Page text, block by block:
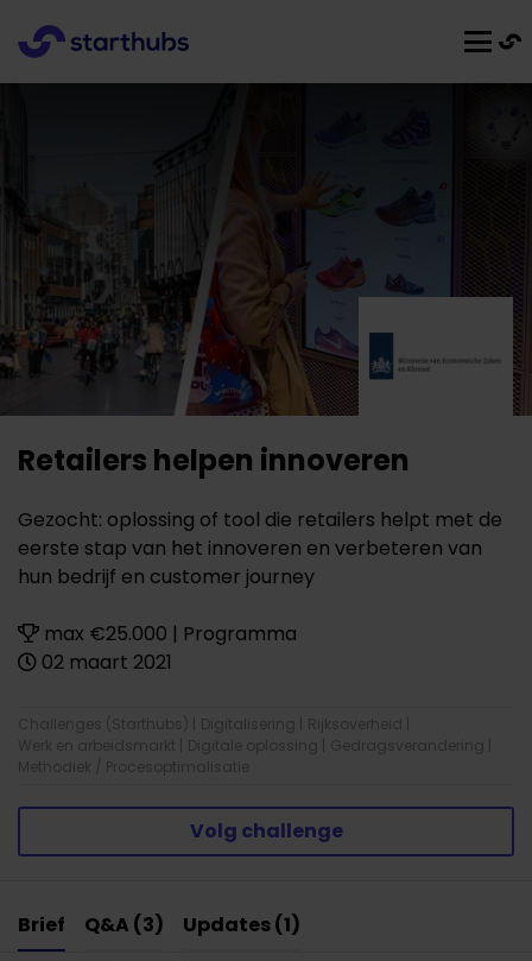
Retailers helpen innoveren
Gezocht: oplossing of tool die retailers helpt met de
eerste stap van het innoveren en verbeteren van
hun bedrijf en customer journey
max €25.000 | Programma
02 maart 2021
Challenges (Starthubs) Digitalisering Rijksoverheid
Werk en arbeidsmarkt
Digitale oplossing Gedragsverandering
Methodiek / Procesoptimalisatie
Volg challenge
Brief Q&A (3) Updates (1)